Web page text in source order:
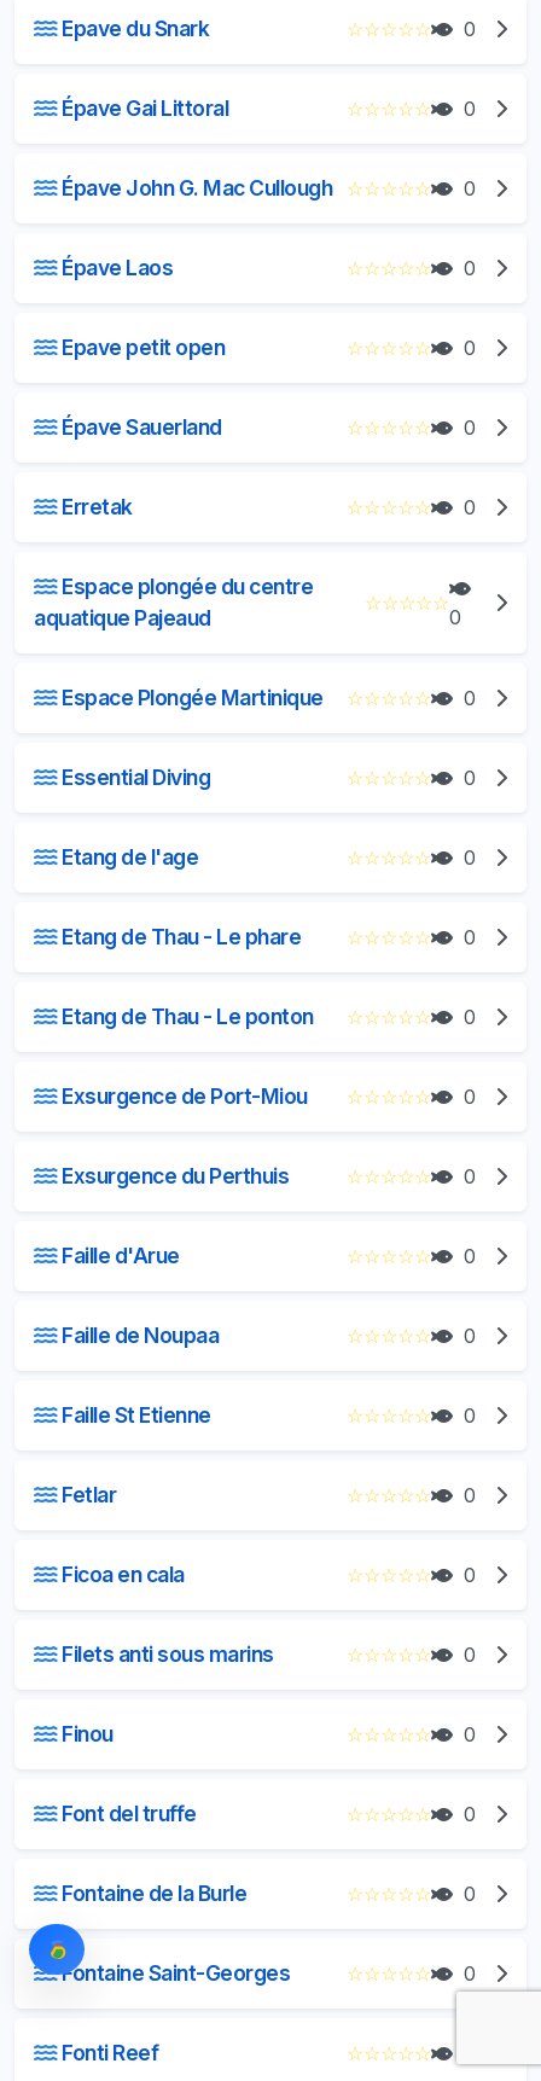
Epave du Snark ☆☆☆☆☆ 0
Épave Gai Littoral ☆☆☆☆☆ 0
Épave John G. Mac Cullough ☆☆☆☆☆ 0
Épave Laos ☆☆☆☆☆ 0
Epave petit open ☆☆☆☆☆ 0
Épave Sauerland ☆☆☆☆☆ 0
Erretak ☆☆☆☆☆ 0
Espace plongée du centre
aquatique Pajeaud
☆☆☆☆☆
0
Espace Plongée Martinique ☆☆☆☆☆ 0
Essential Diving ☆☆☆☆☆ 0
Etang de l'age ☆☆☆☆☆ 0
Etang de Thau - Le phare ☆☆☆☆☆ 0
Etang de Thau - Le ponton ☆☆☆☆☆ 0
Exsurgence de Port-Miou ☆☆☆☆☆ 0
Exsurgence du Perthuis ☆☆☆☆☆ 0
Faille d'Arue ☆☆☆☆☆ 0
Faille de Noupaa ☆☆☆☆☆ 0
Faille St Etienne ☆☆☆☆☆ 0
Fetlar ☆☆☆☆☆ 0
Ficoa en cala ☆☆☆☆☆ 0
Filets anti sous marins ☆☆☆☆☆ 0
Finou ☆☆☆☆☆ 0
Font del truffe ☆☆☆☆☆ 0
Fontaine de la Burle ☆☆☆☆☆ 0
Fontaine Saint-Georges ☆☆☆☆☆ 0
Fonti Reef ☆☆☆☆☆